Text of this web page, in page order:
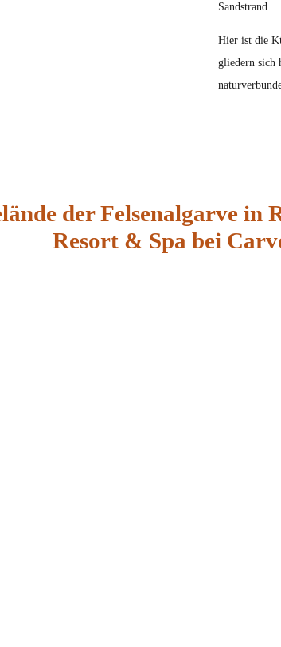
Sandstrand.
Hier ist die
gliedern sich
der Felsenalgarve in
Resort & Spa bei